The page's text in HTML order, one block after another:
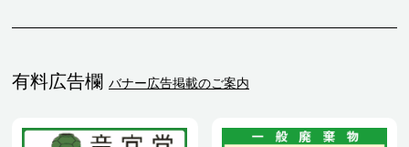
有料広告欄 バナー広告掲載のご案内